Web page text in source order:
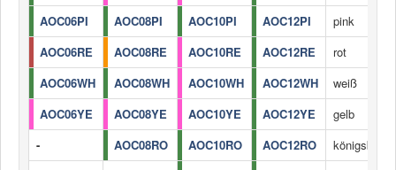
AOC06PI
AOC08PI AOC10PI AOC12PI
pink
AOC06RE
AOC08RE AOC10RE AOC12RE
rot
AOC06WH
AOC08WH AOC10WH AOC12WH
weiß
AOC06YE
AOC08YE AOC10YE AOC12YE
gelb
-
AOC08RO AOC10RO AOC12RO
königsblau